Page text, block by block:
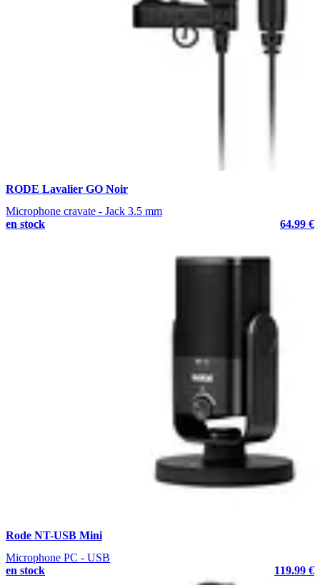
RODE Lavalier GO Noir
Microphone cravate - Jack 3.5 mm
en stock
64.99 €
Rode NT-USB Mini
Microphone PC - USB
en stock
119.99 €